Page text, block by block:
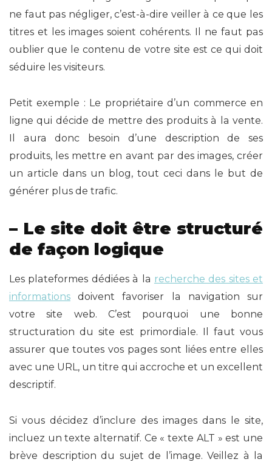
ne faut pas négliger, c’est-à-dire veiller à ce que les
titres et les images soient cohérents. Il ne faut pas
oublier que le contenu de votre site est ce qui doit
séduire les visiteurs.
Petit exemple : Le propriétaire d’un commerce en
ligne qui décide de mettre des produits à la vente.
Il aura donc besoin d’une description de ses
produits, les mettre en avant par des images, créer
un article dans un blog, tout ceci dans le but de
générer plus de trafic.
– Le site doit être structuré
de façon logique
Les plateformes dédiées à la recherche des sites et
informations doivent favoriser la navigation sur
votre site web. C’est pourquoi une bonne
structuration du site est primordiale. Il faut vous
assurer que toutes vos pages sont liées entre elles
avec une URL, un titre qui accroche et un excellent
descriptif.
Si vous décidez d’inclure des images dans le site,
incluez un texte alternatif. Ce « texte ALT » est une
brève description du sujet de l’image. Veillez à la